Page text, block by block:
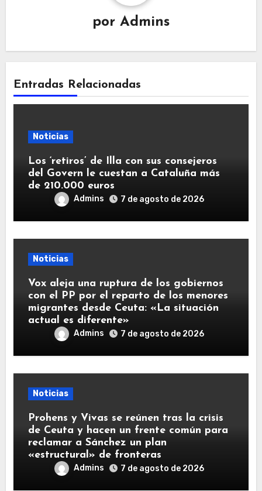
por Admins
Entradas Relacionadas
Noticias
Los ‘retiros’ de Illa con sus consejeros
del Govern le cuestan a Cataluña más
de 210.000 euros
Admins 7 de agosto de 2026
Noticias
Vox aleja una ruptura de los gobiernos
con el PP por el reparto de los menores
migrantes desde Ceuta: «La situación
actual es diferente»
Admins 7 de agosto de 2026
Noticias
Prohens y Vivas se reúnen tras la crisis
de Ceuta y hacen un frente común para
reclamar a Sánchez un plan
«estructural» de fronteras
Admins 7 de agosto de 2026